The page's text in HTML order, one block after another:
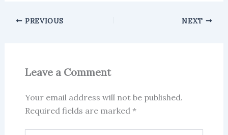
PREVIOUS NEXT
Leave a Comment
Your email address will not be published.
Required fields are marked *